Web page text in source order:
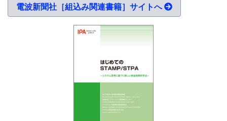
電波新聞社［組込み関連書籍］サイトへ